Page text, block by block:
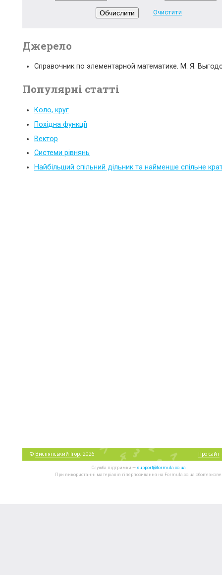
Обчислити Очистити
Джерело
Справочник по элементарной математике. М. Я.
Популярні статті
Коло, круг
Похідна функції
Вектор
Системи рівнянь
Найбільший спільний дільник та найменше спільне
© Виспянський Ігор, 2026 Про сайт
Служба підтримки — support@formula.co.ua
При використанні матеріалів гіперпосилання на Formula.co.ua обов'язкове.